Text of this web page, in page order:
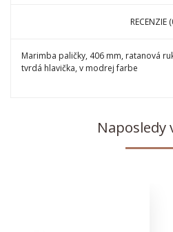
RECENZIE
Marimba paličky, 406 mm, ratanová
tvrdá hlavička, v modrej farbe
Naposledy